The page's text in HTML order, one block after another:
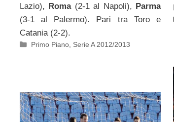
Lazio), Roma(2-1 al Napoli), Parma
(3-1 al Palermo). Pari tra Toro e
Catania (2-2).
Categorie
Primo Piano Serie A 2012/2013